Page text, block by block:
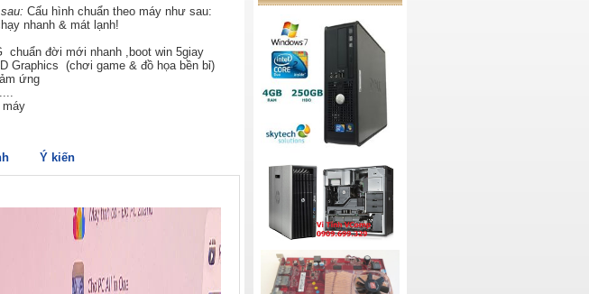
Cấu hình chuẩn theo máy như sau:
nhanh & mát lạnh!
chuẩn đời mới nhanh ,boot win 5giay
Graphics (chơi game & đồ họa bền bỉ)
ứng
máy
Ý kiến